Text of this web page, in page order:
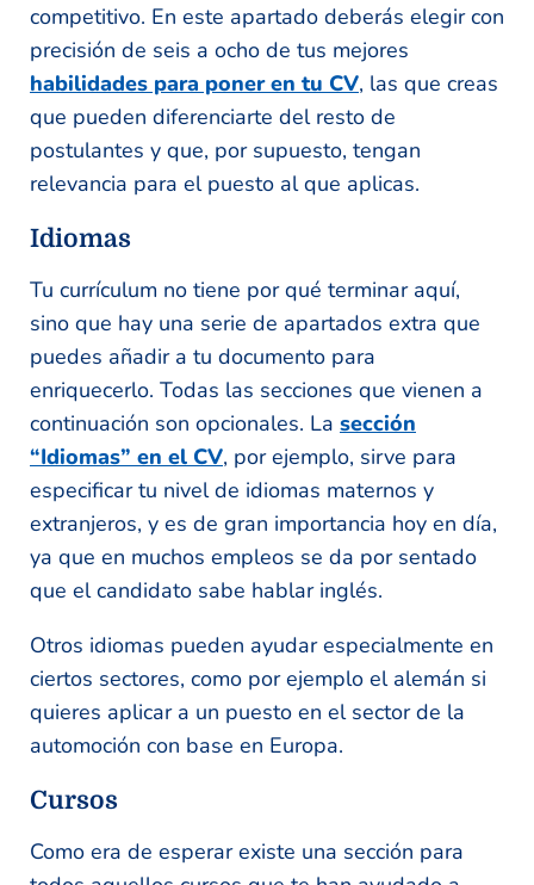
competitivo. En este apartado deberás elegir con
precisión de seis a ocho de tus mejores
habilidades para poner en tu CV, las que creas
que pueden diferenciarte del resto de
postulantes y que, por supuesto, tengan
relevancia para el puesto al que aplicas.
Idiomas
Tu currículum no tiene por qué terminar aquí,
sino que hay una serie de apartados extra que
puedes añadir a tu documento para
enriquecerlo. Todas las secciones que vienen a
continuación son opcionales. La sección
“Idiomas” en el CV, por ejemplo, sirve para
especificar tu nivel de idiomas maternos y
extranjeros, y es de gran importancia hoy en día,
ya que en muchos empleos se da por sentado
que el candidato sabe hablar inglés.
Otros idiomas pueden ayudar especialmente en
ciertos sectores, como por ejemplo el alemán si
quieres aplicar a un puesto en el sector de la
automoción con base en Europa.
Cursos
Como era de esperar existe una sección para